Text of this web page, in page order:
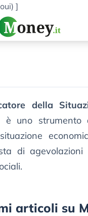
]
della
è uno strumento
di agevolazioni
articoli su